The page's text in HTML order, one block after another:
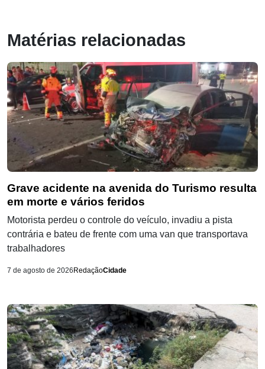
Matérias relacionadas
Grave acidente na avenida do Turismo resulta
em morte e vários feridos
Motorista perdeu o controle do veículo, invadiu a pista
contrária e bateu de frente com uma van que transportava
trabalhadores
7 de agosto de 2026 RedaçãoCidade